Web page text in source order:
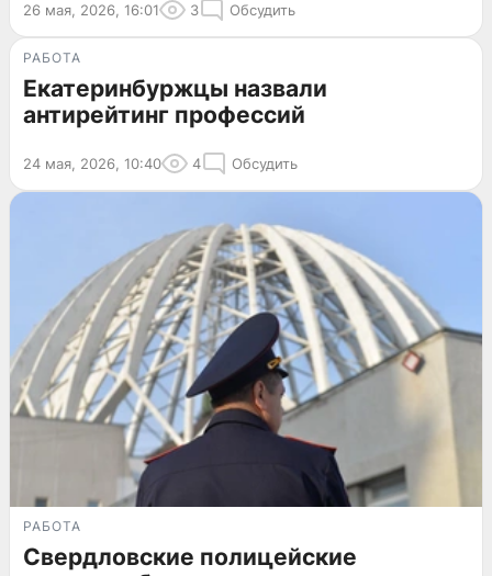
26 мая, 2026, 16:01 3 Обсудить
РАБОТА
Екатеринбуржцы назвали
антирейтинг профессий
24 мая, 2026, 10:40 4 Обсудить
РАБОТА
Свердловские полицейские